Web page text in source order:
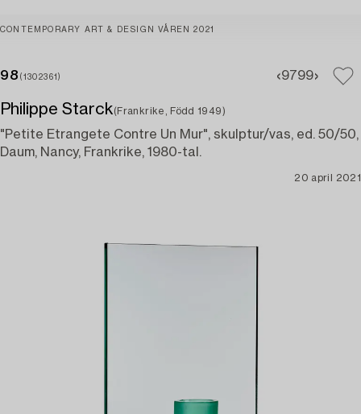
CONTEMPORARY ART & DESIGN VÅREN 2021
98 (1302361) 9799
Philippe Starck(Frankrike, Född 1949)
"Petite Etrangete Contre Un Mur", skulptur/vas, ed. 50/50,
Daum, Nancy, Frankrike, 1980-tal.
20 april 2021